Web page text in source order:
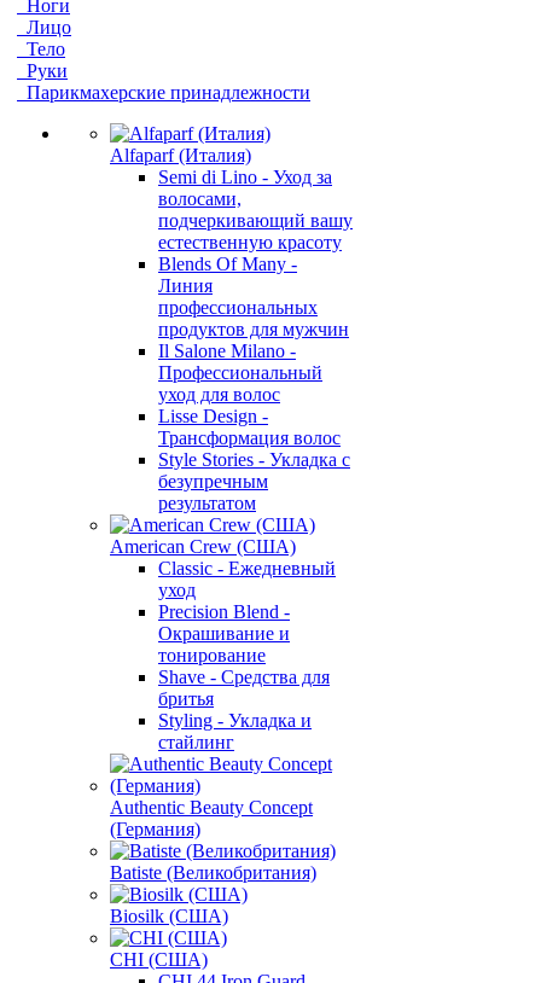
Ноги
Лицо
Тело
Руки
Парикмахерские принадлежности
Alfaparf (Италия)
Semi di Lino - Уход за
волосами,
подчеркивающий вашу
естественную красоту
Blends Of Many -
Линия
профессиональных
продуктов для мужчин
Il Salone Milano -
Профессиональный
уход для волос
Lisse Design -
Трансформация волос
Style Stories - Укладка с
безупречным
результатом
American Crew (США)
Classic - Ежедневный
уход
Precision Blend -
Окрашивание и
тонирование
Shave - Средства для
бритья
Styling - Укладка и
стайлинг
Authentic Beauty Concept
(Германия)
Batiste (Великобритания)
Biosilk (США)
CHI (США)